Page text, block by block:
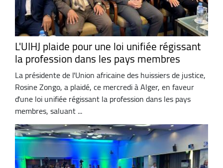
L'UIHJ plaide pour une loi unifiée régissant
la profession dans les pays membres
La présidente de l'Union africaine des huissiers de justice,
Rosine Zongo, a plaidé, ce mercredi à Alger, en faveur
d'une loi unifiée régissant la profession dans les pays
membres, saluant ...